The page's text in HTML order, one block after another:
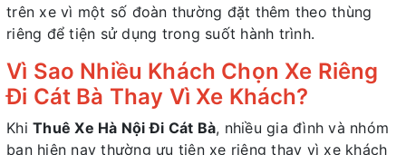
trên xe vì một số đoàn thường đặt thêm theo thùng
riêng để tiện sử dụng trong suốt hành trình.
Vì Sao Nhiều Khách Chọn Xe Riêng
Đi Cát Bà Thay Vì Xe Khách?
Khi Thuê Xe Hà Nội Đi Cát Bà, nhiều gia đình và nhóm
bạn hiện nay thường ưu tiên xe riêng thay vì xe khách